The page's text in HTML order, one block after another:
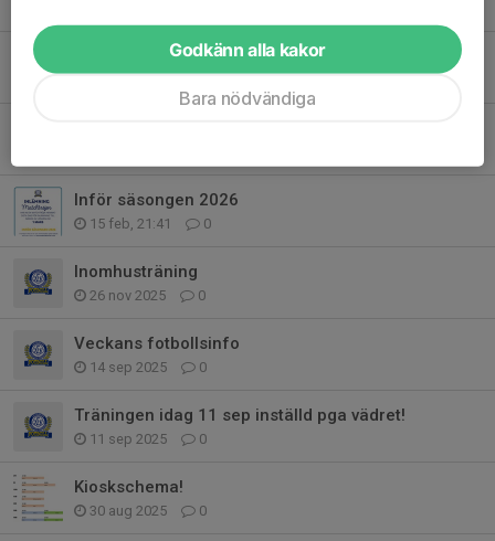
Inför säsongen 2026
15 feb, 21:41 0
Inomhusträning
26 nov 2025 0
Veckans fotbollsinfo
14 sep 2025 0
Träningen idag 11 sep inställd pga vädret!
11 sep 2025 0
Kioskschema!
30 aug 2025 0
Godkänn alla kakor
Bara nödvändiga